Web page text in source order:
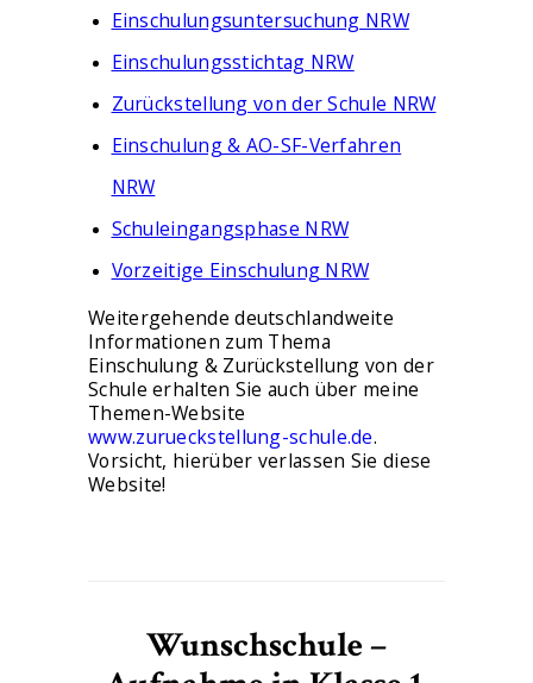
Einschulungsuntersuchung NRW
Einschulungsstichtag NRW
Zurückstellung von der Schule NRW
Einschulung & AO-SF-Verfahren
NRW
Schuleingangsphase NRW
Vorzeitige Einschulung NRW
Weitergehende deutschlandweite
Informationen zum Thema
Einschulung & Zurückstellung von der
Schule erhalten Sie auch über meine
Themen-Website
www.zurueckstellung-schule.de.
Vorsicht, hierüber verlassen Sie diese
Website!
Wunschschule –